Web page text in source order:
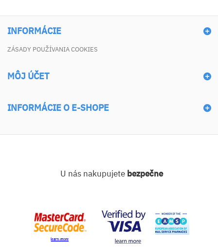
INFORMÁCIE
ZÁSADY POUŽÍVANIA COOKIES
MÔJ ÚČET
INFORMÁCIE O E-SHOPE
U nás nakupujete bezpečne